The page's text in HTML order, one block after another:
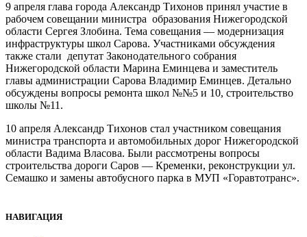
9 апреля глава города Александр Тихонов принял участие в
рабочем совещании министра образования Нижегородской
области Сергея Злобина. Тема совещания — модернизация
инфраструктуры школ Сарова. Участниками обсуждения
также стали депутат Законодательного собрания
Нижегородской области Марина Еминцева и заместитель
главы администрации Сарова Владимир Еминцев. Детально
обсуждены вопросы ремонта школ №№5 и 10, строительство
школы №11.
10 апреля Александр Тихонов стал участником совещания
министра транспорта и автомобильных дорог Нижегородской
области Вадима Власова. Были рассмотрены вопросы
строительства дороги Саров — Кременки, реконструкции ул.
Семашко и замены автобусного парка в МУП «Горавтотранс».
НАВИГАЦИЯ